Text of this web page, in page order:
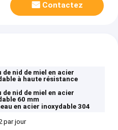
Contactez
de nid de miel en acier
à haute résistance
de nid de miel en acier
60 mm
en acier inoxydable 304
par jour